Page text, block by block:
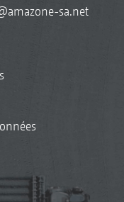
sa.net